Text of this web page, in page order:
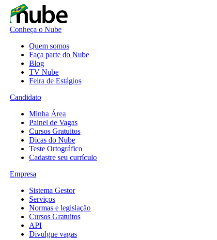
Conheça o Nube
Quem somos
Faça parte do Nube
Blog
TV Nube
Feira de Estágios
Candidato
Minha Área
Painel de Vagas
Cursos Gratuitos
Dicas do Nube
Teste Ortográfico
Cadastre seu currículo
Empresa
Sistema Gestor
Serviços
Normas e legislação
Cursos Gratuitos
API
Divulgue vagas